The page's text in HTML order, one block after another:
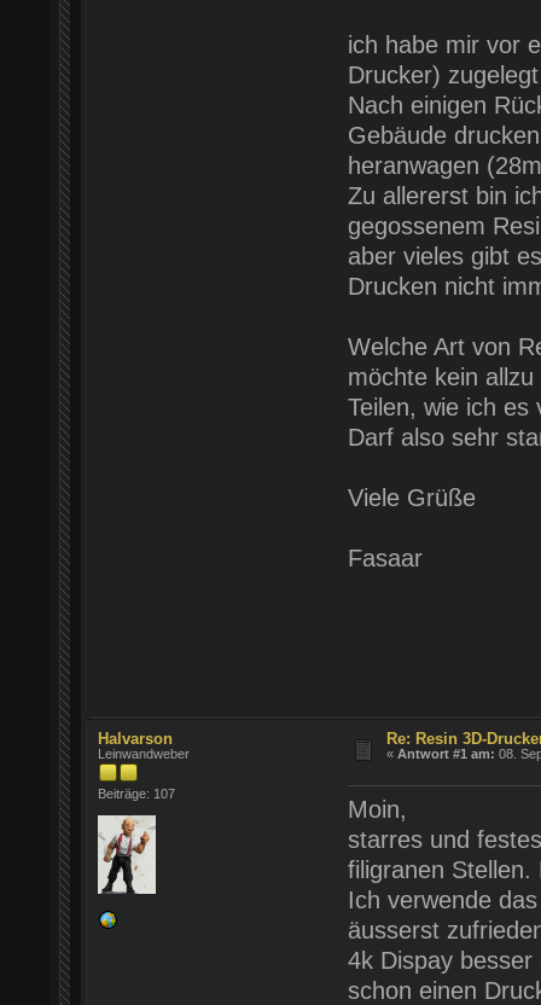
ich habe mir vor
Drucker)
Nach einigen
Gebäude
heranwagen
Zu allererst bin
gegossenem
aber vieles gibt
Drucken nicht
Welche Art von
möchte kein
Teilen, wie ich
Darf also sehr
Viele Grüße
Fasaar
Halvarson
Leinwandweber
Beiträge: 107
Re: Resin 3D-
«Antwort #1 am: 08.
Moin,
starres und
filigranen Stellen.
Ich verwende
äusserst
4k Dispay
schon einen